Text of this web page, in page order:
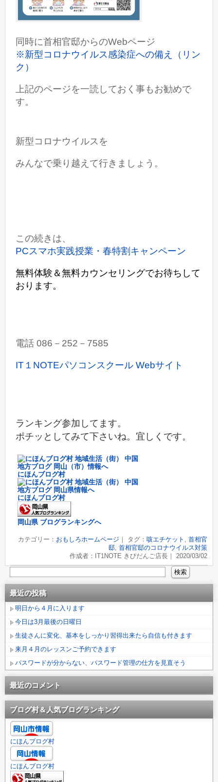
同時に首相官邸からのWebページ
※新型コロナウイルス感染症への備え（リン
ク）
上記のページを一読しておく事もお勧めで
す。
新型コロナウイルスを
みんなで乗り越えて行きましょう。
この続きは、
PCスマホ実践授業・春特割キャンペーン
無料体験＆無料カウンセリングでお待ちして
おります。
電話 086－252－7585
IT１NOTEパソコンスクール Webサイト
ランキング参加してます。
ポチッとしてみて下さいね。宜しくです。
にほんブログ村
にほんブログ村
岡山県 ブログランキングへ
カテゴリー： おもしろホームページ ｜ タグ： 咳エチケット
首相官
邸, 首相官邸のコロナウイルス対策
作成者：IT1NOTE きびだんご店長｜ 2020/03/02
最近の投稿
明日から４月に入ります
今日は3月最後の日曜日
生徒さんに変化、基本をしっかり習得出来たら自信も付きます
来月４月のレッスンご予約できます
パスワードが分からない、パスワード管理の仕方を見直そう
最近のコメント
ブログ村＆人気ブログランキング
にほんブログ村
にほんブログ村